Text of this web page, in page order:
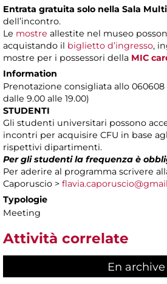
Entrata gratuita solo nella Sala
dell’incontro.
Le mostre allestite nel museo
acquistando il biglietto d’ingresso,
mostre per i possessori della MIC
Information
Prenotazione consigliata allo
dalle 9.00 alle 19.00)
STUDENTI
Gli studenti universitari possono
incontri per acquisire CFU in base
rispettivi dipartimenti.
Per gli studenti la frequenza è
Per aderire al programma scrivere
Caporuscio >
Typologie
Meeting
Attività correlate
En archive